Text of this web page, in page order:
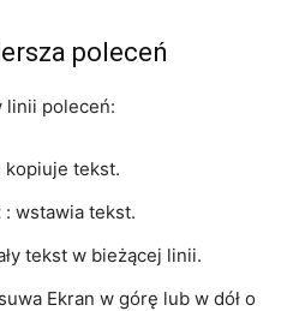
poleceń
linii poleceń:
kopiuje tekst.
: wstawia tekst.
tekst w bieżącej linii.
Ekran w górę lub w dół o